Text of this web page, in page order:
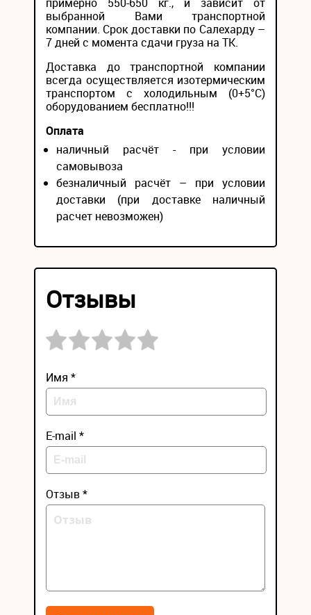
выбранной Вами транспортной
компании. Срок доставки по Салехарду –
7 дней с момента сдачи груза на ТК.
Доставка до транспортной компании
всегда осуществляется изотермическим
транспортом с холодильным (0+5°С)
оборудованием бесплатно!!!
Оплата
наличный расчёт - при условии
самовывоза
безналичный расчёт – при условии
доставки (при доставке наличный
расчет невозможен)
Отзывы
Имя *
E-mail *
Отзыв *